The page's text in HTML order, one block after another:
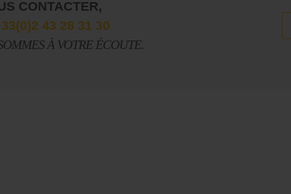
CONTACTER,
43 28 31 30
À VOTRE ÉCOUTE.